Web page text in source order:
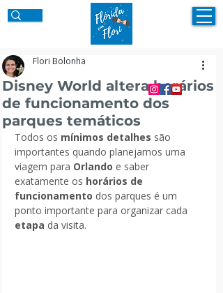
Disney World altera horários
de funcionamento dos
parques temáticos
Flori Bolonha
Todos os mínimos detalhes são
importantes quando planejamos uma
viagem para Orlando e saber
exatamente os horários de
funcionamento dos parques é um
ponto importante para organizar cada
etapa da visita.